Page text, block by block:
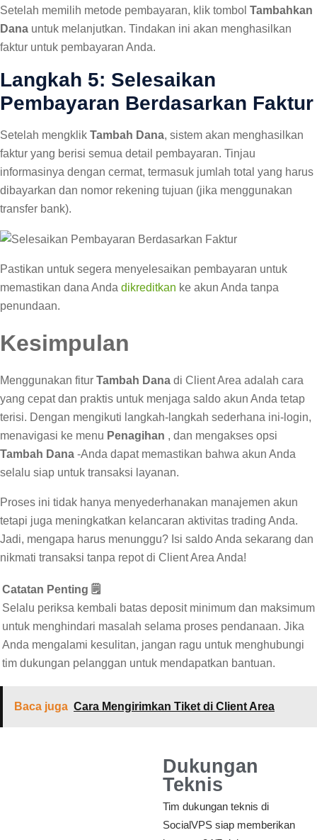
Setelah memilih metode pembayaran, klik tombol Tambahkan
Dana untuk melanjutkan. Tindakan ini akan menghasilkan
faktur untuk pembayaran Anda.
Langkah 5: Selesaikan
Pembayaran Berdasarkan Faktur
Setelah mengklik Tambah Dana, sistem akan menghasilkan
faktur yang berisi semua detail pembayaran. Tinjau
informasinya dengan cermat, termasuk jumlah total yang harus
dibayarkan dan nomor rekening tujuan (jika menggunakan
transfer bank).
Pastikan untuk segera menyelesaikan pembayaran untuk
memastikan dana Anda dikreditkan ke akun Anda tanpa
penundaan.
Kesimpulan
Menggunakan fitur Tambah Dana di Client Area adalah cara
yang cepat dan praktis untuk menjaga saldo akun Anda tetap
terisi. Dengan mengikuti langkah-langkah sederhana ini-login,
menavigasi ke menu Penagihan , dan mengakses opsi
Tambah Dana -Anda dapat memastikan bahwa akun Anda
selalu siap untuk transaksi layanan.
Proses ini tidak hanya menyederhanakan manajemen akun
tetapi juga meningkatkan kelancaran aktivitas trading Anda.
Jadi, mengapa harus menunggu? Isi saldo Anda sekarang dan
nikmati transaksi tanpa repot di Client Area Anda!
Catatan Penting 🗒️
Selalu periksa kembali batas deposit minimum dan maksimum
untuk menghindari masalah selama proses pendanaan. Jika
Anda mengalami kesulitan, jangan ragu untuk menghubungi
tim dukungan pelanggan untuk mendapatkan bantuan.
Baca juga Cara Mengirimkan Tiket di Client Area
Dukungan
Teknis
Tim dukungan teknis di
SocialVPS siap memberikan